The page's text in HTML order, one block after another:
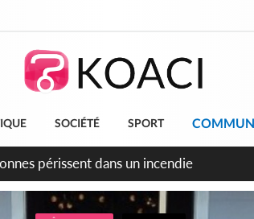
SOCIÉTÉ SPORT
de la fête nationale transformée en